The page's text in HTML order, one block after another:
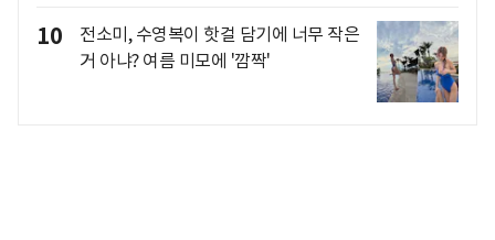
10
전소미, 수영복이 핫걸 담기에 너무 작은
거 아냐? 여름 미모에 '깜짝'